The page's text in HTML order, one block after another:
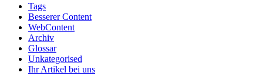
Tags
Besserer Content
WebContent
Archiv
Glossar
Unkategorised
Ihr Artikel bei uns